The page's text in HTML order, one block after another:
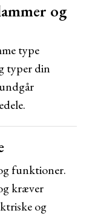
og
type
typer din
funktioner.
kræver
og